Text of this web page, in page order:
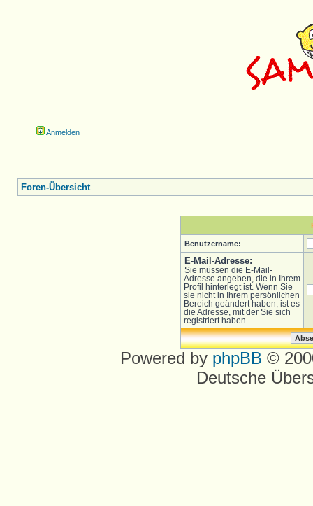
Anmelden
Foren-Übersicht
Benutzername:
E-Mail-Adresse:
Sie müssen die E-Mail-
Adresse angeben, die in Ihrem
Profil hinterlegt ist. Wenn Sie
sie nicht in Ihrem persönlichen
Bereich geändert haben, ist es
die Adresse, mit der Sie sich
registriert haben.
Powered by phpBB ©
Deutsche